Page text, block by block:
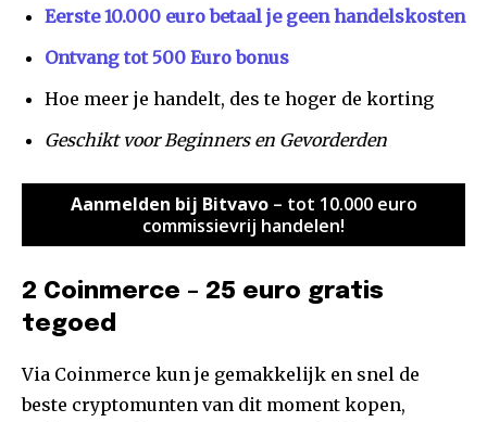
Eerste 10.000 euro betaal je geen handelskosten
Ontvang tot 500 Euro bonus
Hoe meer je handelt, des te hoger de korting
Geschikt voor Beginners en Gevorderden
Aanmelden bij Bitvavo– tot 10.000 euro
commissievrij handelen!
2 Coinmerce – 25 euro gratis
tegoed
Via Coinmerce kun je gemakkelijk en snel de
beste cryptomunten van dit moment kopen,